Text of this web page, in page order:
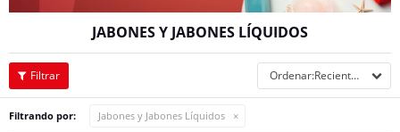
JABONES Y JABONES LÍQUIDOS
Recientes
Filtrando por: Jabones y Jabones Líquidos